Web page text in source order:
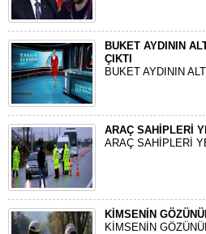
BUKET AYDININ
ÇIKTI
BUKET AYDININ
ARAÇ SAHİPLERİ
ARAÇ SAHİPLERİ
KİMSENİN
KİMSENİN